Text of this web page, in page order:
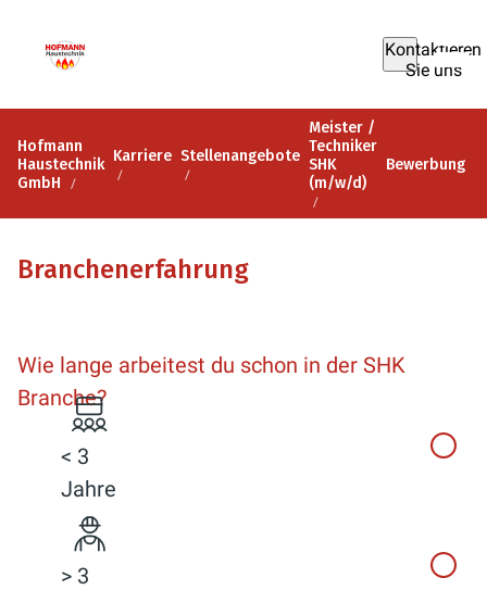
Kontaktieren
Sie uns
Hofmann
Haustechnik
GmbH
Karriere Stellenangebote
Meister /
Techniker
SHK
(m/w/d)
Bewerbung
Branchenerfahrung
Wie lange arbeitest du schon in der SHK
Branche?
< 3
Jahre
> 3